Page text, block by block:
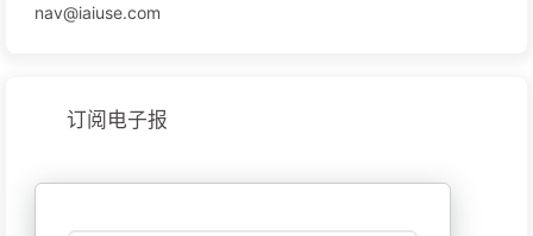
nav@iaiuse.com
订阅电子报